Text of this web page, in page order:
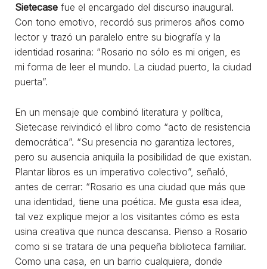
Sietecase fue el encargado del discurso inaugural.
Con tono emotivo, recordó sus primeros años como
lector y trazó un paralelo entre su biografía y la
identidad rosarina: “Rosario no sólo es mi origen, es
mi forma de leer el mundo. La ciudad puerto, la ciudad
puerta”.
En un mensaje que combinó literatura y política,
Sietecase reivindicó el libro como “acto de resistencia
democrática”. “Su presencia no garantiza lectores,
pero su ausencia aniquila la posibilidad de que existan.
Plantar libros es un imperativo colectivo”, señaló,
antes de cerrar: “Rosario es una ciudad que más que
una identidad, tiene una poética. Me gusta esa idea,
tal vez explique mejor a los visitantes cómo es esta
usina creativa que nunca descansa. Pienso a Rosario
como si se tratara de una pequeña biblioteca familiar.
Como una casa, en un barrio cualquiera, donde